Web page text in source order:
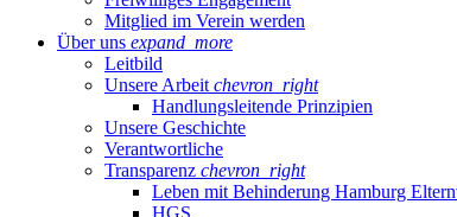
Mitglied im Verein werden
Über uns expand_more
Leitbild
Unsere Arbeit chevron_right
Handlungsleitende Prinzipien
Unsere Geschichte
Verantwortliche
Transparenz chevron_right
Leben mit Behinderung Hamburg
HGS